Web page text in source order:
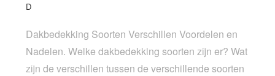
D
Dakbedekking Soorten Verschillen Voordelen en
Nadelen. Welke dakbedekking soorten zijn er? Wat
zijn de verschillen tussen de verschillende soorten